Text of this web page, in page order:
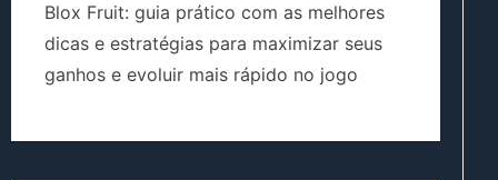
Blox Fruit: guia prático com as melhores
dicas e estratégias para maximizar seus
ganhos e evoluir mais rápido no jogo